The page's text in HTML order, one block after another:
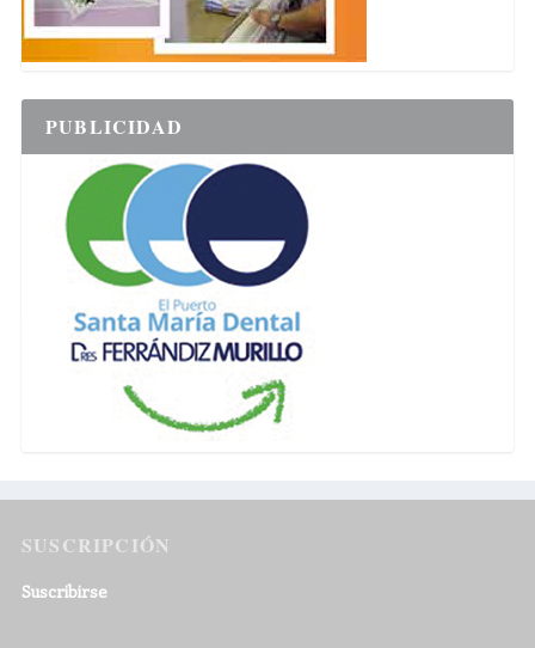
PUBLICIDAD
SUSCRIPCIÓN
Suscribirse